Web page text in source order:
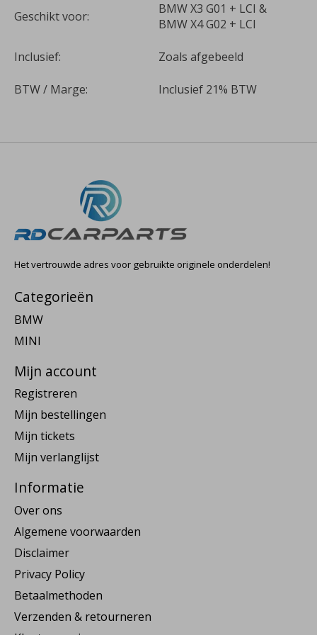
Geschikt voor:
BMW X3 G01 + LCI &
BMW X4 G02 + LCI
Inclusief: Zoals afgebeeld
BTW / Marge: Inclusief 21% BTW
Het vertrouwde adres voor gebruikte originele onderdelen!
Categorieën
BMW
MINI
Mijn account
Registreren
Mijn bestellingen
Mijn tickets
Mijn verlanglijst
Informatie
Over ons
Algemene voorwaarden
Disclaimer
Privacy Policy
Betaalmethoden
Verzenden & retourneren